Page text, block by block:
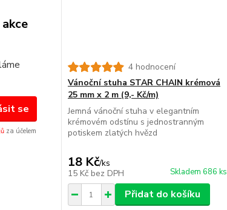
se
za účelem
4 hodnocení
Vánoční stuha STAR CHAIN krémová
25 mm x 2 m (9,- Kč/m)
Jemná vánoční stuha v elegantním
krémovém odstínu s jednostranným
potiskem zlatých hvězd
18 Kč/ks
15 Kč bez DPH Skladem 686 ks
Přidat do košíku